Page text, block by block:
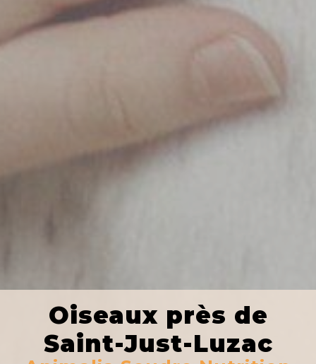
Oiseaux près de
Saint-Just-Luzac